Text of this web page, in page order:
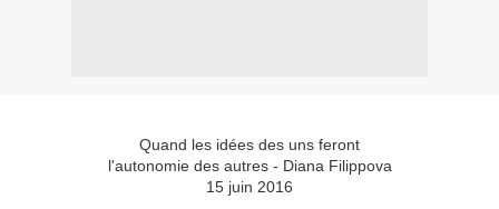
Quand les idées des uns feront
l'autonomie des autres - Diana Filippova
15 juin 2016